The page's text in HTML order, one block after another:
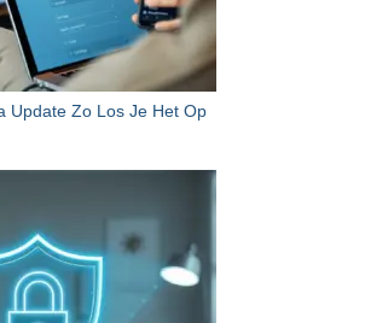
Update Zo Los Je Het Op